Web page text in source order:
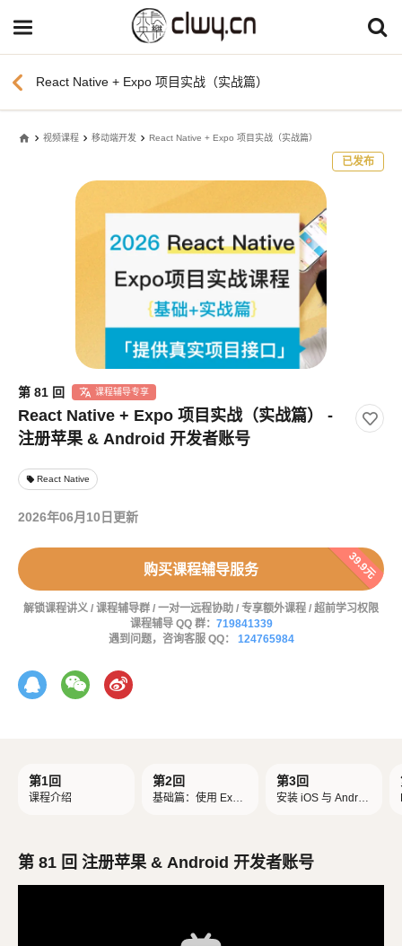
chevron_left React Native + Expo 项目实战（实战篇）
home 视频课程 移动端开发 React Native + Expo 项目实战（实战篇）
已发布
第 81 回 课程辅导专享
React Native + Expo 项目实战（实战篇） -
注册苹果 & Android 开发者账号
local_offer React Native
2026年06月10日更新
购买课程辅导服务 39.9元
解锁课程讲义 / 课程辅导群 / 一对一远程协助 / 专享额外课程 / 超前学习权限
课程辅导 QQ 群： 719841339
遇到问题，咨询客服 QQ： 124765984
第1回
课程介绍
第2回
基础篇：使用 Expo
第3回
安装 iOS 与 Androi
第 81 回 注册苹果 & Android 开发者账号